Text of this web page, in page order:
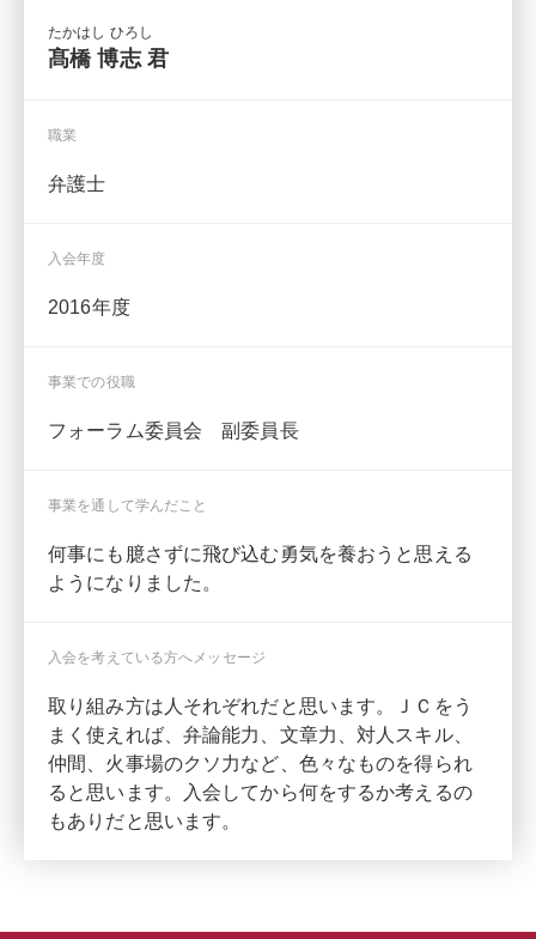
たかはし ひろし
髙橋 博志 君
職業
弁護士
入会年度
2016年度
事業での役職
フォーラム委員会 副委員長
事業を通して学んだこと
何事にも臆さずに飛び込む勇気を養おうと思える
ようになりました。
入会を考えている方へメッセージ
取り組み方は人それぞれだと思います。ＪＣをう
まく使えれば、弁論能力、文章力、対人スキル、
仲間、火事場のクソ力など、色々なものを得られ
ると思います。入会してから何をするか考えるの
もありだと思います。